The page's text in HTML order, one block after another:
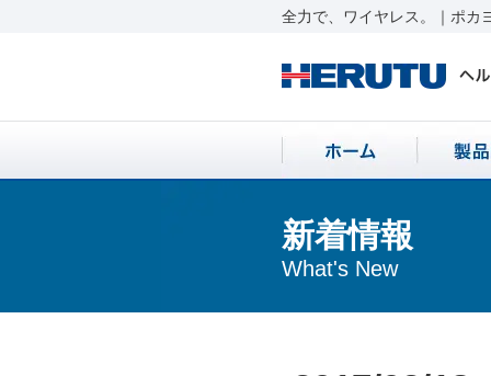
全力で、ワイヤレス。｜ポカ
新着情報
What's New